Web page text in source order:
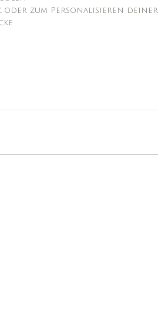
oder zum Personalisieren deiner